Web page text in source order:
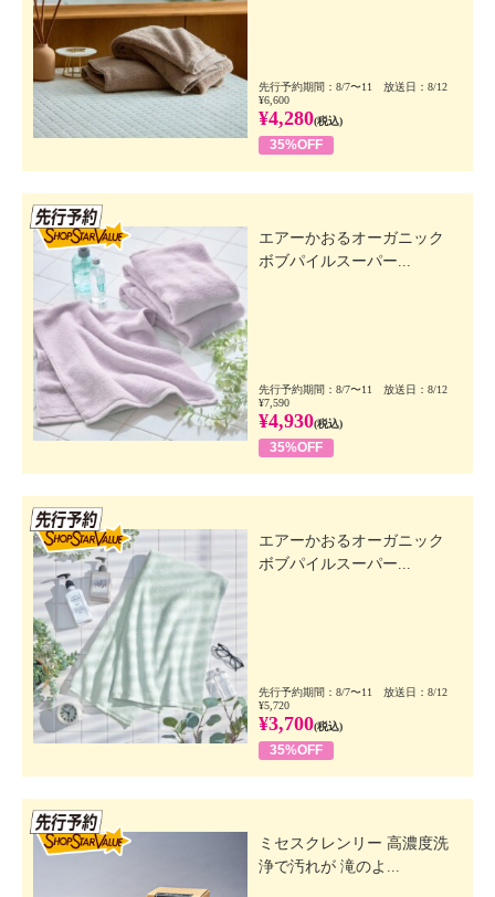
先行予約期間：8/7〜11 放送日：8/12
¥6,600
¥4,280(税込)
35%OFF
エアーかおるオーガニック
ボブパイルスーパー...
先行予約期間：8/7〜11 放送日：8/12
¥7,590
¥4,930(税込)
35%OFF
エアーかおるオーガニック
ボブパイルスーパー...
先行予約期間：8/7〜11 放送日：8/12
¥5,720
¥3,700(税込)
35%OFF
ミセスクレンリー 高濃度洗
浄で汚れが 滝のよ...